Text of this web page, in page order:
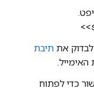
את תיבת
כדי לפתוח